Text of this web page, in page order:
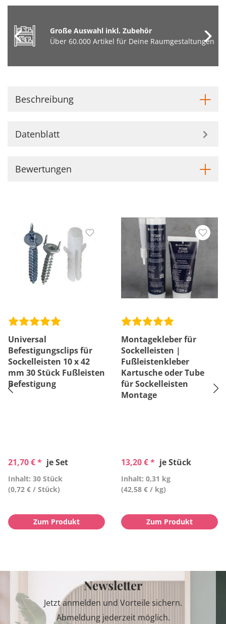
Große Auswahl inkl. Zubehör
Über 60.000 Artikel für Deine Raumgestaltungen
Beschreibung
Datenblatt
Bewertungen
Universal
Befestigungsclips für
Sockelleisten 10 x 42
mm 30 Stück Fußleisten
Befestigung
21,70 € * je Set
Inhalt: 30 Stück
(0,72 € / Stück)
Zum Produkt
Montagekleber für
Sockelleisten |
Fußleistenkleber
Kartusche oder Tube
für Sockelleisten
Montage
13,20 € * je Stück
Inhalt: 0,31 kg
(42,58 € / kg)
Zum Produkt
Newsletter
Jetzt anmelden und Vorteile sichern.
Abmeldung jederzeit möglich.